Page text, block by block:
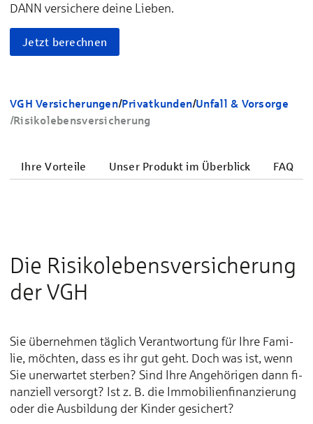
DANN versichere deine Lieben.
Jetzt berechnen
VGH Versicherungen/Privatkunden/Unfall & Vorsorge
/Risiko­lebens­ver­sicherung
Ihre Vorteile Unser Produkt im Überblick FAQ
Die Risiko­lebens­ver­sicherung
der VGH
Sie übernehmen täglich Ver­ant­wor­tung für Ih­re Fa­mi­
lie, möch­ten, dass es ihr gut geht. Doch was ist, wenn
Sie un­er­war­tet ster­ben? Sind Ih­re An­ge­hö­ri­gen dann fi­
nan­ziell ver­sorgt? Ist z. B. die Im­mo­bi­lien­fi­nan­zie­rung
oder die Aus­bil­dung der Kin­der ge­si­chert?